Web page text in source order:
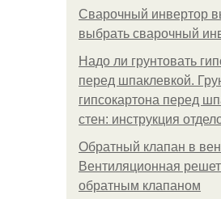
Сварочный инвертор
выбрать сварочный
Надо ли грунтовать
перед шпаклевкой.
гипсокартона перед
стен: инструкция
Обратный клапан в
Вентиляционная
обратным клапаном